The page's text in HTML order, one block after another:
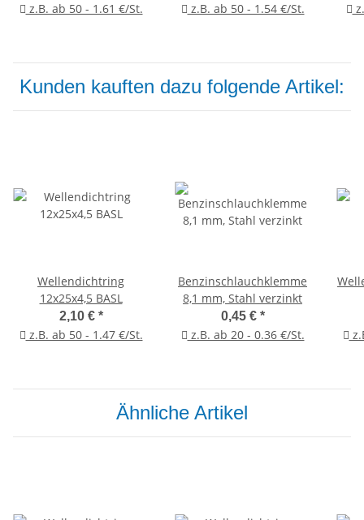
z.B. ab 50 - 1.61 €/St. z.B. ab 50 - 1.54 €/St.
Kunden kauften dazu folgende Artikel:
Wellendichtring
12x25x4,5 BASL
2,10 € *
z.B. ab 50 - 1.47 €/St.
Benzinschlauchklemme
8,1 mm, Stahl verzinkt
0,45 € *
z.B. ab 20 - 0.36 €/St.
Ähnliche Artikel